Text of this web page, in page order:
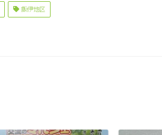
飯伊地区